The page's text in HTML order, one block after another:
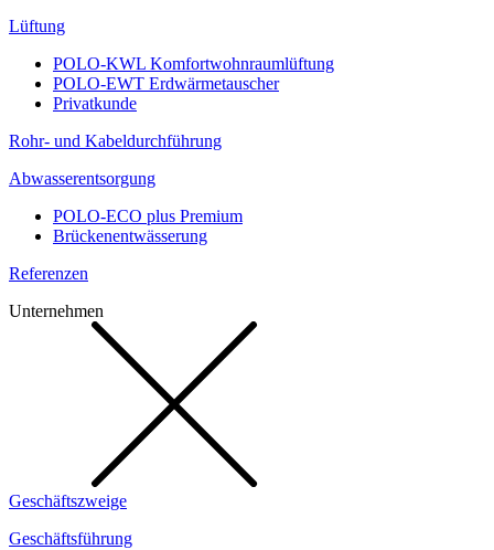
Lüftung
POLO-KWL Komfortwohnraumlüftung
POLO-EWT Erdwärmetauscher
Privatkunde
Rohr- und Kabeldurchführung
Abwasserentsorgung
POLO-ECO plus Premium
Brückenentwässerung
Referenzen
Unternehmen
Geschäftszweige
Geschäftsführung